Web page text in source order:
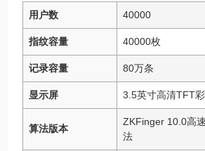
用户数 40000
指纹容量 40000枚
记录容量 80万条
显示屏 3.5英寸高清TFT
算法版本
ZKFinger 10.0高
法